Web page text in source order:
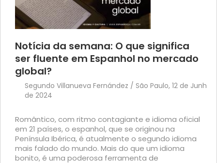
Notícia da semana: O que significa
ser fluente em Espanhol no mercado
global?
Segundo Villanueva Fernández / São Paulo, 12 de Junho
de 2024
Romântico, com ritmo contagiante e idioma oficial
em 21 países, o espanhol, que se originou na
Península Ibérica, é atualmente o segundo idioma
mais falado do mundo. Mais do que um idioma
bonito, é uma poderosa ferramenta de